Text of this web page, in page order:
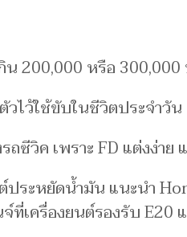
200,000 หรือ
ไว้ใช้ขับในชีวิตประจำวัน
ซีวิค เพราะ FD แต่งง่าย
ประหยัดน้ำมัน แนะนำ
ที่เครื่องยนต์รองรับ E20